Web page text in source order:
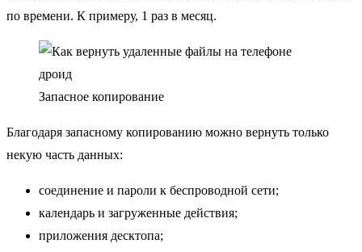
по времени. К примеру, 1 раз в месяц.
Запасное копирование
Благодаря запасному копированию можно вернуть только
некую часть данных:
соединение и пароли к беспроводной сети;
календарь и загруженные действия;
приложения десктопа;